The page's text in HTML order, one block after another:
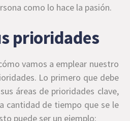
como lo hace la pasión.
prioridades
vamos a emplear nuestro
Lo primero que debe
áreas de prioridades clave,
cantidad de tiempo que se le
puede ser un ejemplo: